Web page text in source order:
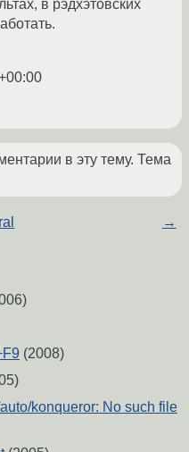
в рэдхэтовских
в эту тему. Тема
→
(2008)
konqueror: No such file